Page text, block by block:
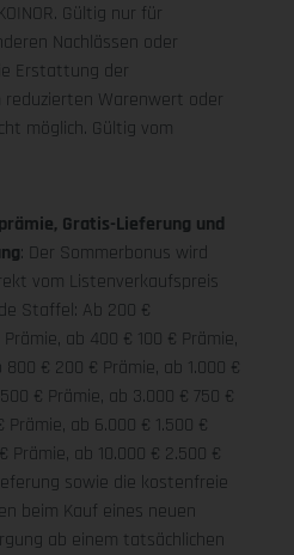
Gültig nur für
Nachlässen oder
Erstattung der
Warenwert oder
möglich. Gültig vom
Gratis-Lieferung und
: Der Sommerbonus wird
vom Listenverkaufspreis
Staffel: Ab 200 €
ab 400 € 100 € Prämie,
€ 200 € Prämie, ab 1.000 €
€ Prämie, ab 3.000 € 750 €
Prämie, ab 6.000 € 1.500 €
Prämie, ab 10.000 € 2.500 €
sowie die kostenfreie
beim Kauf eines neuen
ab einem tatsächlichen